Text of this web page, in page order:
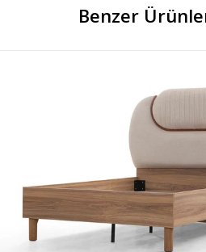
Benzer